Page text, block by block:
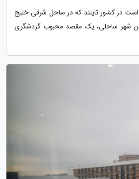
در کشور تایلند که در ساحل شرقی خلیج
این شهر ساحلی، یک مقصد محبوب گردشگری